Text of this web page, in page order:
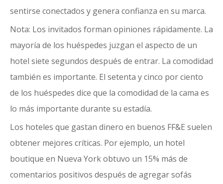
sentirse conectados y genera confianza en su marca.
Nota: Los invitados forman opiniones rápidamente. La
mayoría de los huéspedes juzgan el aspecto de un
hotel siete segundos después de entrar. La comodidad
también es importante. El setenta y cinco por ciento
de los huéspedes dice que la comodidad de la cama es
lo más importante durante su estadía.
Los hoteles que gastan dinero en buenos FF&E suelen
obtener mejores críticas. Por ejemplo, un hotel
boutique en Nueva York obtuvo un 15% más de
comentarios positivos después de agregar sofás